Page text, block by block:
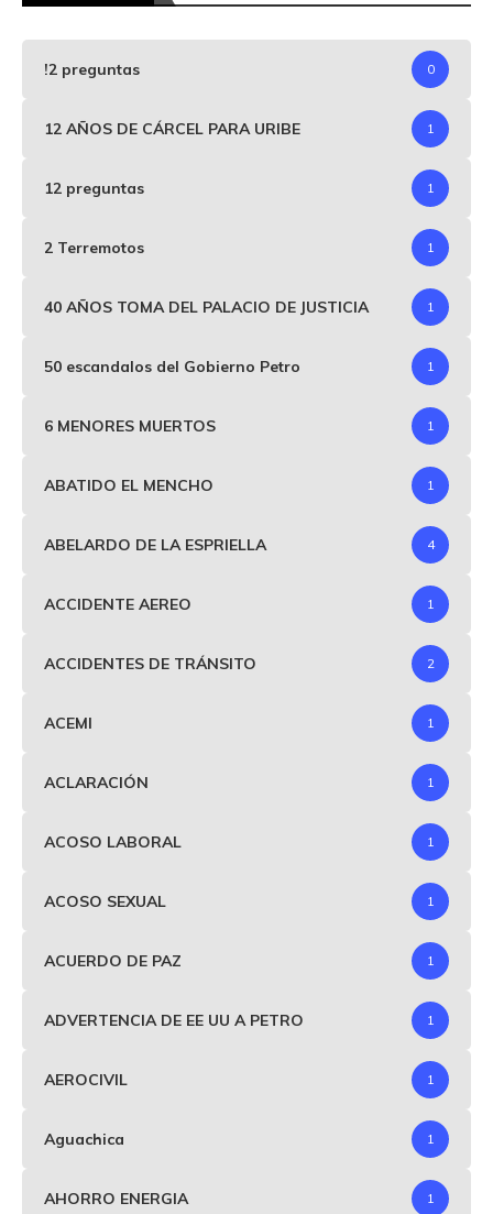
!2 preguntas 0
12 AÑOS DE CÁRCEL PARA URIBE 1
12 preguntas 1
2 Terremotos 1
40 AÑOS TOMA DEL PALACIO DE JUSTICIA 1
50 escandalos del Gobierno Petro 1
6 MENORES MUERTOS 1
ABATIDO EL MENCHO 1
ABELARDO DE LA ESPRIELLA 4
ACCIDENTE AEREO 1
ACCIDENTES DE TRÁNSITO 2
ACEMI 1
ACLARACIÓN 1
ACOSO LABORAL 1
ACOSO SEXUAL 1
ACUERDO DE PAZ 1
ADVERTENCIA DE EE UU A PETRO 1
AEROCIVIL 1
Aguachica 1
AHORRO ENERGIA 1